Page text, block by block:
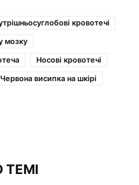
кровотечі
мозку
Носові кровотечі
Червона висипка на шкірі
ТЕМІ